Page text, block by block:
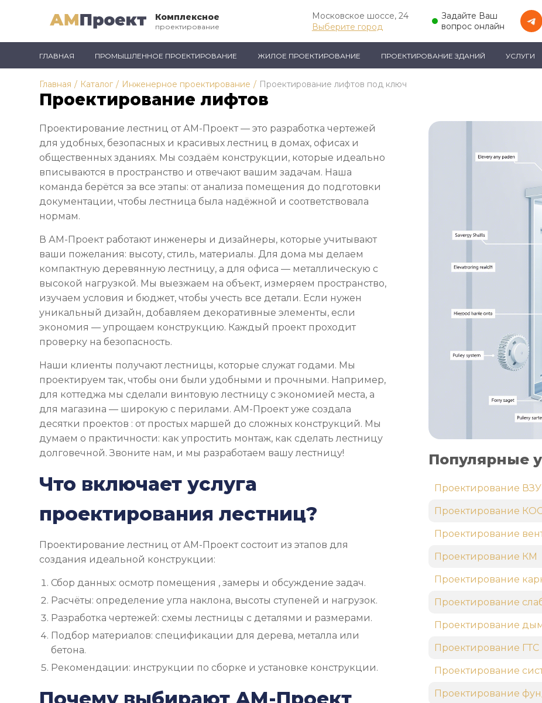
Комплексное
проектирование
Московское шоссе, 24
Выберите город
Задайте Ваш
вопрос онлайн
ГЛАВНАЯ ПРОМЫШЛЕННОЕ ПРОЕКТИРОВАНИЕ ЖИЛОЕ ПРОЕКТИРОВАНИЕ ПРОЕКТИРОВАНИЕ ЗДАНИЙ УСЛУГИ
Главная / Каталог / Инженерное проектирование / Проектирование лифтов под ключ
Проектирование лифтов
Проектирование лестниц от АМ-Проект — это разработка чертежей
для удобных, безопасных и красивых лестниц в домах, офисах и
общественных зданиях. Мы создаём конструкции, которые идеально
вписываются в пространство и отвечают вашим задачам. Наша
команда берётся за все этапы: от анализа помещения до подготовки
документации, чтобы лестница была надёжной и соответствовала
нормам.
В АМ-Проект работают инженеры и дизайнеры, которые учитывают
ваши пожелания: высоту, стиль, материалы. Для дома мы делаем
компактную деревянную лестницу, а для офиса — металлическую с
высокой нагрузкой. Мы выезжаем на объект, измеряем пространство,
изучаем условия и бюджет, чтобы учесть все детали. Если нужен
уникальный дизайн, добавляем декоративные элементы, если
экономия — упрощаем конструкцию. Каждый проект проходит
проверку на безопасность.
Наши клиенты получают лестницы, которые служат годами. Мы
проектируем так, чтобы они были удобными и прочными. Например,
для коттеджа мы сделали винтовую лестницу с экономией места, а
для магазина — широкую с перилами. АМ-Проект уже создала
десятки проектов : от простых маршей до сложных конструкций. Мы
думаем о практичности: как упростить монтаж, как сделать лестницу
долговечной. Звоните нам, и мы разработаем вашу лестницу!
Что включает услуга
проектирования лестниц?
Проектирование лестниц от АМ-Проект состоит из этапов для
создания идеальной конструкции:
Сбор данных: осмотр помещения , замеры и обсуждение задач.
Расчёты: определение угла наклона, высоты ступеней и нагрузок.
Разработка чертежей: схемы лестницы с деталями и размерами.
Подбор материалов: спецификации для дерева, металла или
бетона.
Рекомендации: инструкции по сборке и установке конструкции.
Популярные
Проектирование ВЗУ
Проектирование
Проектирование
Проектирование КМ
Проектирование
Проектирование
Проектирование
Проектирование ГТС
Проектирование
Проектирование